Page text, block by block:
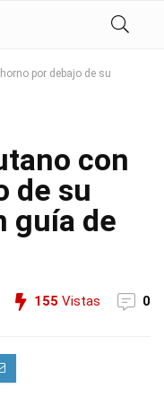
por debajo de su
con
de su
guía de
155 Vistas 0